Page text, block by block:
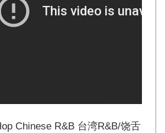
Chinese R&B 台湾R&B/饶舌